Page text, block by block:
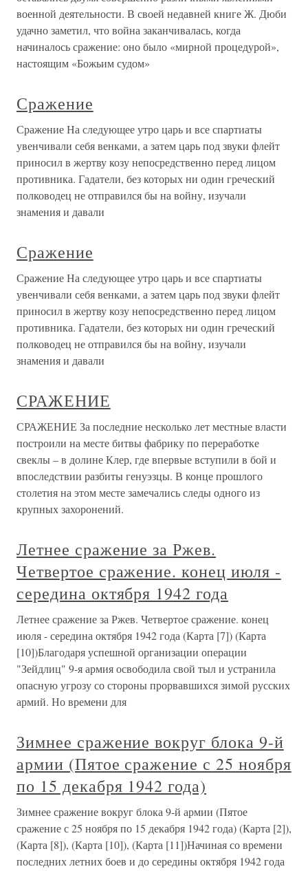
военной деятельности. В своей недавней книге Ж. Дюби
удачно заметил, что война заканчивалась, когда
начиналось сражение: оно было «мирной процедурой»,
настоящим «Божьим судом»
Сражение
Сражение На следующее утро царь и все спартиаты
увенчивали себя венками, а затем царь под звуки флейт
приносил в жертву козу непосредственно перед лицом
противника. Гадатели, без которых ни один греческий
полководец не отправился бы на войну, изучали
знамения и давали
Сражение
Сражение На следующее утро царь и все спартиаты
увенчивали себя венками, а затем царь под звуки флейт
приносил в жертву козу непосредственно перед лицом
противника. Гадатели, без которых ни один греческий
полководец не отправился бы на войну, изучали
знамения и давали
СРАЖЕНИЕ
СРАЖЕНИЕ За последние несколько лет местные власти
построили на месте битвы фабрику по переработке
свеклы – в долине Клер, где впервые вступили в бой и
впоследствии разбиты генуэзцы. В конце прошлого
столетия на этом месте замечались следы одного из
крупных захоронений.
Летнее сражение за Ржев.
Четвертое сражение. конец июля -
середина октября 1942 года
Летнее сражение за Ржев. Четвертое сражение. конец
июля - середина октября 1942 года (Карта [7]) (Карта
[10])Благодаря успешной организации операции
"Зейдлиц" 9-я армия освободила свой тыл и устранила
опасную угрозу со стороны прорвавшихся зимой русских
армий. Но времени для
Зимнее сражение вокруг блока 9-й
армии (Пятое сражение с 25 ноября
по 15 декабря 1942 года)
Зимнее сражение вокруг блока 9-й армии (Пятое
сражение с 25 ноября по 15 декабря 1942 года) (Карта [2]),
(Карта [8]), (Карта [10]), (Карта [11])Начиная со времени
последних летних боев и до середины октября 1942 года